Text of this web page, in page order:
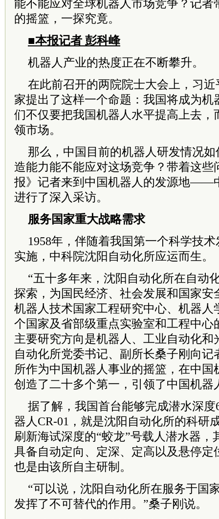
能不能应对全球机器人市场竞争？记者
的摇篮，一探究竟。
■本报记者 彭科峰
机器人产业的热度正在不断攀升。
在此前召开的两院院士大会上，习
家提出了这样一个命题：我国将成为机
们不仅要把我国机器人水平提高上去，
领市场。
那么，中国目前的机器人研发情况
造能力能不能应对这场竞争？带着这些
报》记者来到中国机器人的发源地——
进行了深入采访。
服务国家重大战略需求
1958年，伴随着我国第一个科学技
实施，中科院沈阳自动化所应运而生。
“五十多年来，沈阳自动化所在自动
探索，为国民经济、社会发展和国家安
机器人技术国家工程研究中心、机器人
个国家及省部级重点实验室和工程中心
主要研究方向是机器人、工业自动化和
自动化所党委书记、副所长桑子刚向记
所作为中国机器人事业的摇篮，在中国
创造了二十多个第一，引领了中国机器
据了解，我国首台能够完成潜水深度
器人CR-01，就是沈阳自动化所的科研
刷新海试深度的“蛟龙”号载人潜水器
具备自动定向、定深、定高以及悬停定
也是由该所自主研制。
“可以说，沈阳自动化所在服务于国
发挥了不可替代的作用。”桑子刚说。